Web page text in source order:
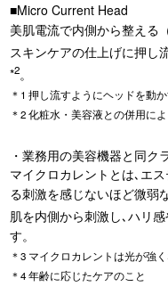
■Micro Current Head
美肌電流で内側から整える
スキンケアの仕上げに押し
*2。
＊1 押し流すようにヘッドを動
＊2 化粧水・美容液との併用によ
・業務用の美容機器と同ク
マイクロカレントとは､エ
る刺激を感じないほど微弱
肌を内側から刺激し､ハリ
す。
＊3 マイクロカレントは光が強
＊4 年齢に応じたケアのこと